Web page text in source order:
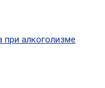
при алкоголизме